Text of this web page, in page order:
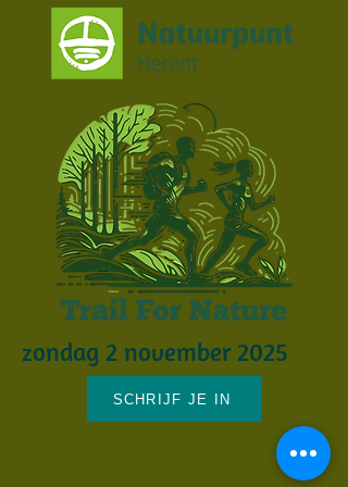
zondag 2 november 2025
SCHRIJF JE IN